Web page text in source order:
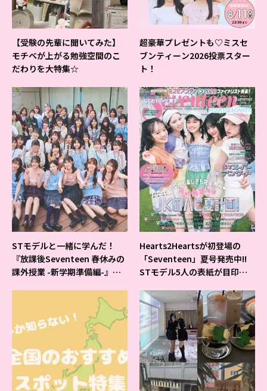
【受験の先輩に聞いてみた】
モチベが上がる勉強空間のこ
だわりを大特集☆
超豪華プレゼントも♡ミスセ
ブンティーン2026投票スター
ト！
STモデルと一緒に学んだ！
『放課後Seventeen 春休みの
課外授業 -新学期準備編-』イ
Hearts2Heartsが初登場の
「Seventeen」夏号発売中!!
STモデル5人の表紙が目印だ